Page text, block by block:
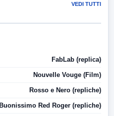
VEDI TUTTI
FabLab (replica)
Nouvelle Vouge (Film)
Rosso e Nero (repliche)
Red Roger (repliche)